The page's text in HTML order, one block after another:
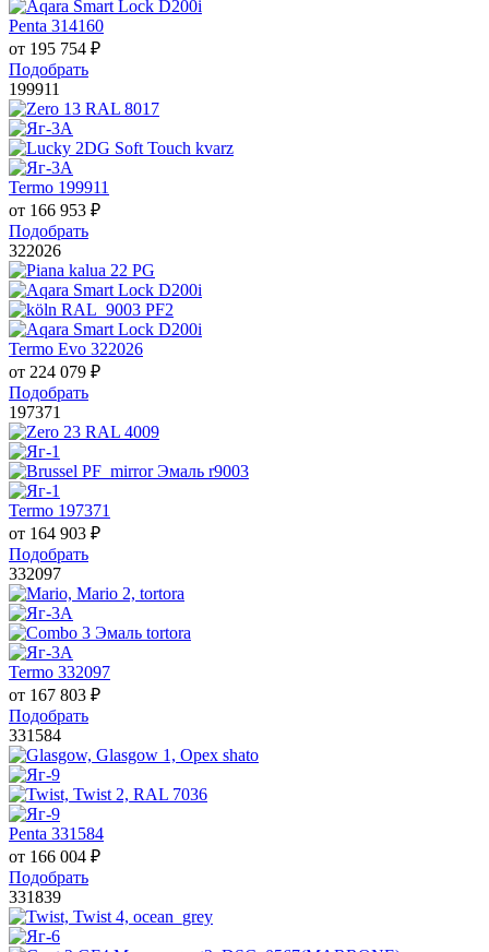
Penta 314160
от 195 754 ₽
Подобрать
199911
Termo 199911
от 166 953 ₽
Подобрать
322026
Termo Evo 322026
от 224 079 ₽
Подобрать
197371
Termo 197371
от 164 903 ₽
Подобрать
332097
Termo 332097
от 167 803 ₽
Подобрать
331584
Penta 331584
от 166 004 ₽
Подобрать
331839